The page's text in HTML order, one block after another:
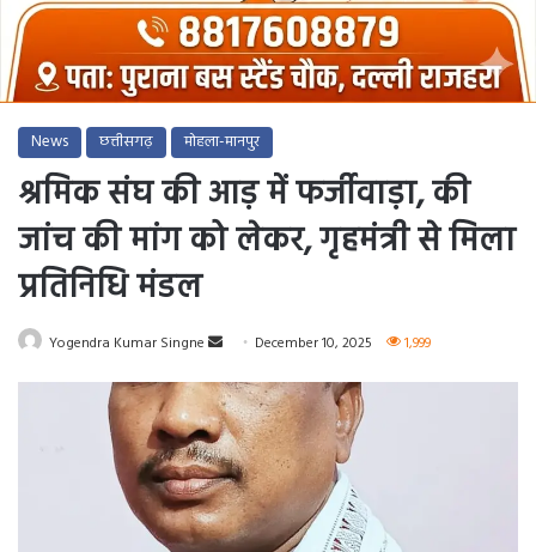
News छत्तीसगढ़ मोहला-मानपुर
श्रमिक संघ की आड़ में फर्जीवाड़ा, की
जांच की मांग को लेकर, गृहमंत्री से मिला
प्रतिनिधि मंडल
Yogendra Kumar Singne
Send
email
December 10, 2025 1,999